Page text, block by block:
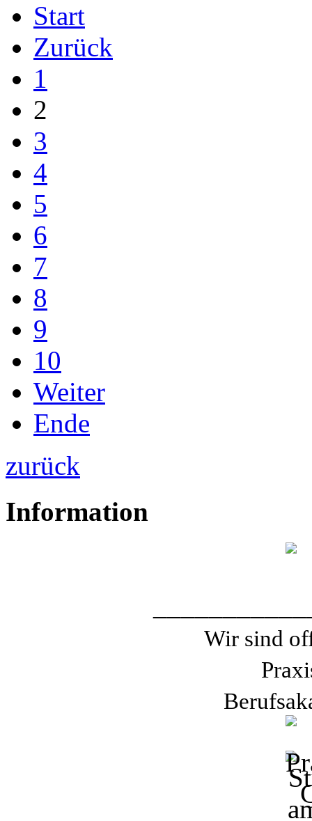
Start
Zurück
1
2
3
4
5
6
7
8
9
10
Weiter
Ende
zurück
Information
Wir sind